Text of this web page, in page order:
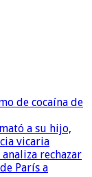
de cocaína de
a su hijo,
vicaria
rechazar
París a